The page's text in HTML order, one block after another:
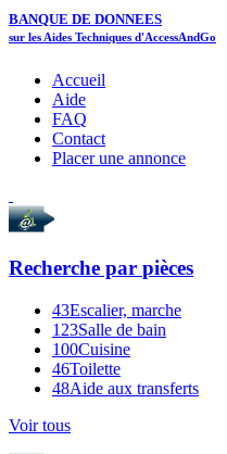
BANQUE DE DONNEES
sur les Aides Techniques d'AccessAndGo
Accueil
Aide
FAQ
Contact
Placer une annonce
Recherche par pièces
43Escalier, marche
123Salle de bain
100Cuisine
46Toilette
48Aide aux transferts
Voir tous